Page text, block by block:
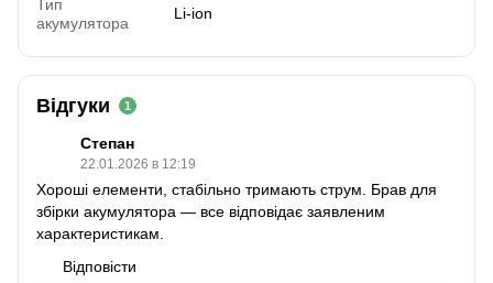
Тип
акумулятора
Li-ion
Відгуки 1
Степан
22.01.2026 в 12:19
Хороші елементи, стабільно тримають струм. Брав для
збірки акумулятора — все відповідає заявленим
характеристикам.
Відповісти